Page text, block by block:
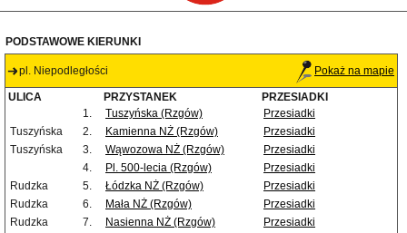
PODSTAWOWE KIERUNKI
pl. Niepodległości Pokaż na mapie
ULICA PRZYSTANEK
PRZESIADKI
1.
Tuszyńska (Rzgów)
Przesiadki
Tuszyńska
2. Kamienna NŻ (Rzgów)
Przesiadki
Tuszyńska
3. Wąwozowa NŻ (Rzgów)
Przesiadki
4.
Pl. 500-lecia (Rzgów)
Przesiadki
Rudzka
5. Łódzka NŻ (Rzgów)
Przesiadki
Rudzka
6. Mała NŻ (Rzgów)
Przesiadki
Rudzka
7. Nasienna NŻ (Rzgów)
Przesiadki